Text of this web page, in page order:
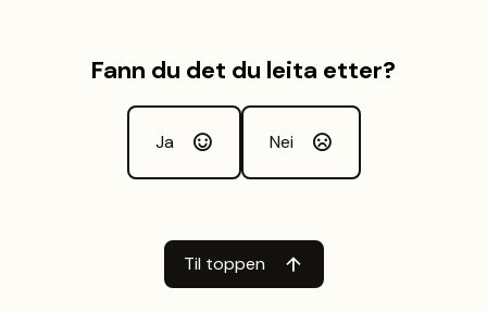
Fann du det du leita etter?
Ja Nei
Til toppen